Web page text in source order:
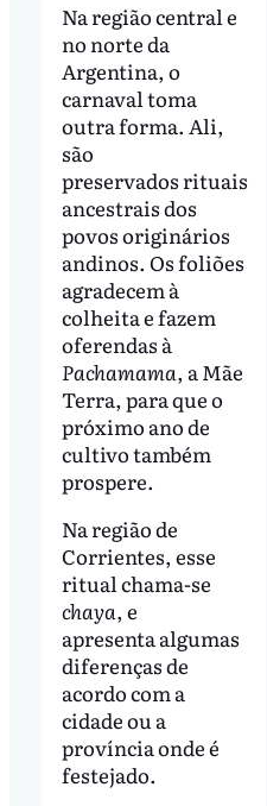
Na região central e
no norte da
Argentina, o
carnaval toma
outra forma. Ali,
são
preservados rituais
ancestrais dos
povos originários
andinos. Os foliões
agradecem à
colheita e fazem
oferendas à
Pachamama, a Mãe
Terra, para que o
próximo ano de
cultivo também
prospere.
Na região de
Corrientes, esse
ritual chama-se
chaya, e
apresenta algumas
diferenças de
acordo com a
cidade ou a
província onde é
festejado.